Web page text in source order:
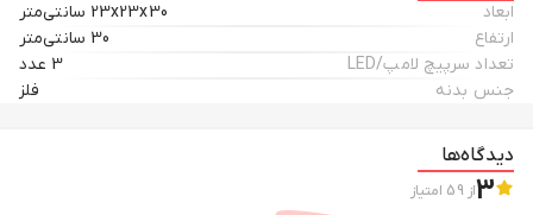
ابعاد
23x23x30 سانتی‌متر
ارتفاع
30 سانتی‌متر
تعداد سرپیچ لامپ/LED
3 عدد
جنس بدنه
فلز
دیدگاه‌ها
3از 59 امتیاز